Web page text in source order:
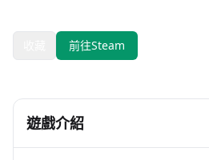
前往Steam
遊戲介紹